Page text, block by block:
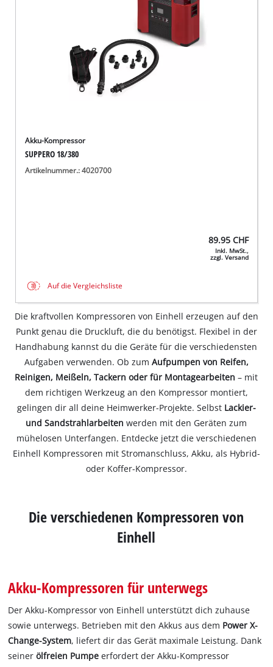
Akku-Kompressor
SUPPERO 18/380
Artikelnummer.: 4020700
89.95 CHF
Inkl. MwSt.,
zzgl. Versand
Auf die Vergleichsliste
Die kraftvollen Kompressoren von Einhell erzeugen auf den
Punkt genau die Druckluft, die du benötigst. Flexibel in der
Handhabung kannst du die Geräte für die verschiedensten
Aufgaben verwenden. Ob zum Aufpumpen von Reifen,
Reinigen, Meißeln, Tackern oder für Montagearbeiten – mit
dem richtigen Werkzeug an den Kompressor montiert,
gelingen dir all deine Heimwerker-Projekte. Selbst Lackier-
und Sandstrahlarbeitenwerden mit den Geräten zum
mühelosen Unterfangen. Entdecke jetzt die verschiedenen
Einhell Kompressoren mit Stromanschluss, Akku, als Hybrid-
oder Koffer-Kompressor.
Die verschiedenen Kompressoren von
Einhell
Akku-Kompressoren für unterwegs
Der Akku-Kompressor von Einhell unterstützt dich zuhause
sowie unterwegs. Betrieben mit den Akkus aus dem Power X-
Change-System, liefert dir das Gerät maximale Leistung. Dank
seinerölfreien Pumpe erfordert der Akku-Kompressor